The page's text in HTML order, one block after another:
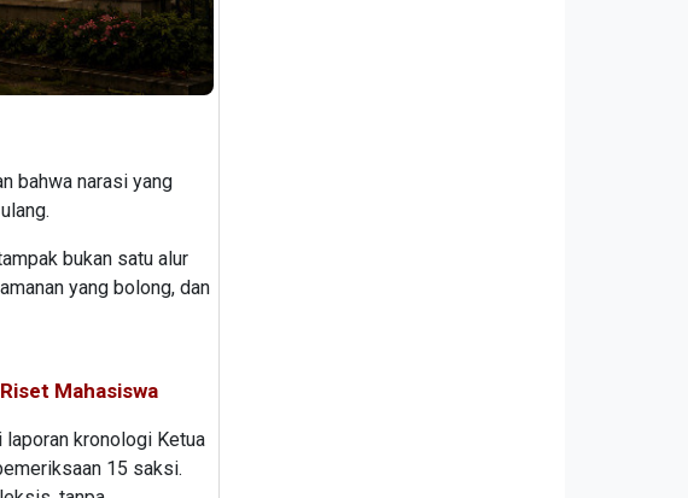
bahwa narasi yang
bukan satu alur
yang bolong, dan
Mahasiswa
kronologi Ketua
15 saksi.